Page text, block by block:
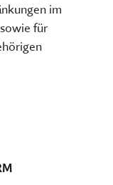
im
sowie für